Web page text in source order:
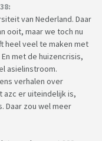
van Nederland. Daar
ooit, maar we toch nu
heel veel te maken met
met de huizencrisis,
asielinstroom.
verhalen over
azc er uiteindelijk is,
Daar zou wel meer